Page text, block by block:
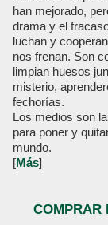
han mejorado,
drama y el
luchan y
nos frenan. Son
limpian huesos
misterio,
fechorías.
Los medios son
para poner y
mundo.
[Más]
COMPRAR